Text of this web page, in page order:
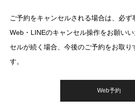
ご予約をキャンセルされる場合は、必ず
Web・LINEのキャンセル操作をお願い
セルが続く場合、今後のご予約をお取り
す。
Web予約